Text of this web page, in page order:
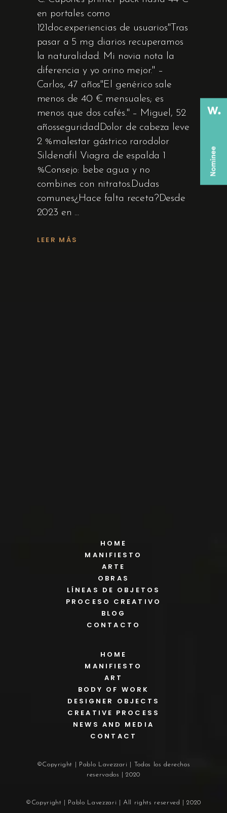
en portales como
121doc.experiencias de usuarios"Tras
pasar a 5 mg diarios recuperamos
la naturalidad. Mi novia nota la
diferencia y yo orino mejor." –
Carlos, 47 años"El genérico sale
menos de 40 € mensuales; es
menos que dos cafés." – Miguel, 52
añosseguridadDolor de cabeza leve
2 %malestar gástrico rarodolor
Sildenafil Viagra de espalda 1
%Consejo: bebe agua y no
combines con nitratos.Dudas
comunes¿Hace falta receta?Desde
2023 en
LEER MÁS
HOME
MANIFIESTO
ARTE
OBRAS
LÍNEAS DE OBJETOS
PROCESO CREATIVO
BLOG
CONTACTO
HOME
MANIFIESTO
ART
BODY OF WORK
DESIGNER OBJECTS
CREATIVE PROCESS
NEWS AND MEDIA
CONTACT
©Copyright | Pablo Lavezzari | Todos los derechos
reservados | 2020
©Copyright | Pablo Lavezzari | All rights reserved | 2020